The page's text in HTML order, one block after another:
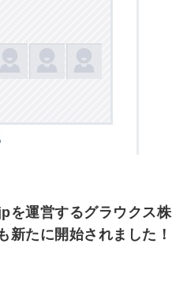
を運営するグラウクス株
新たに開始されました！